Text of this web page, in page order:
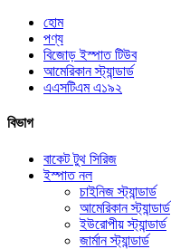
হোম
পণ্য
বিজোড় ইস্পাত টিউব
আমেরিকান স্ট্যান্ডার্ড
এএসটিএম এ১৯২
বিভাগ
বাকেট টুথ সিরিজ
ইস্পাত নল
চাইনিজ স্ট্যান্ডার্ড
আমেরিকান স্ট্যান্ডার্ড
ইউরোপীয় স্ট্যান্ডার্ড
জার্মান স্ট্যান্ডার্ড